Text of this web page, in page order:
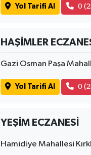
Yol Tarifi Al 0
HAŞİMLER
Gazi Osman Paşa
Yol Tarifi Al 0
YEŞİM ECZANESİ
Hamidiye Mahallesi